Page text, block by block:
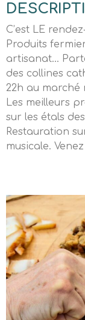
C’est LE
Produits
artisanat…
des collines
22h au marché
Les meilleurs
sur les étals
Restauration
musicale.